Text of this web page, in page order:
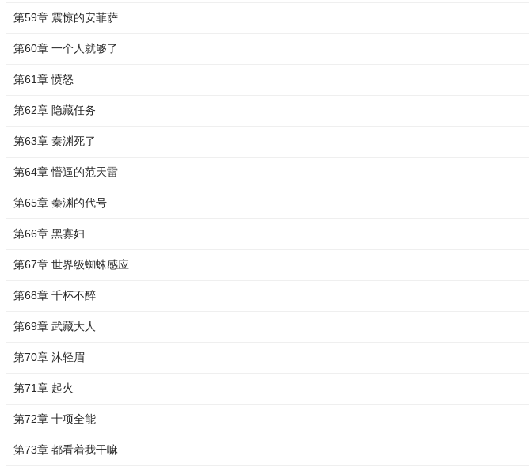
第59章 震惊的安菲萨
第60章 一个人就够了
第61章 愤怒
第62章 隐藏任务
第63章 秦渊死了
第64章 懵逼的范天雷
第65章 秦渊的代号
第66章 黑寡妇
第67章 世界级蜘蛛感应
第68章 千杯不醉
第69章 武藏大人
第70章 沐轻眉
第71章 起火
第72章 十项全能
第73章 都看着我干嘛